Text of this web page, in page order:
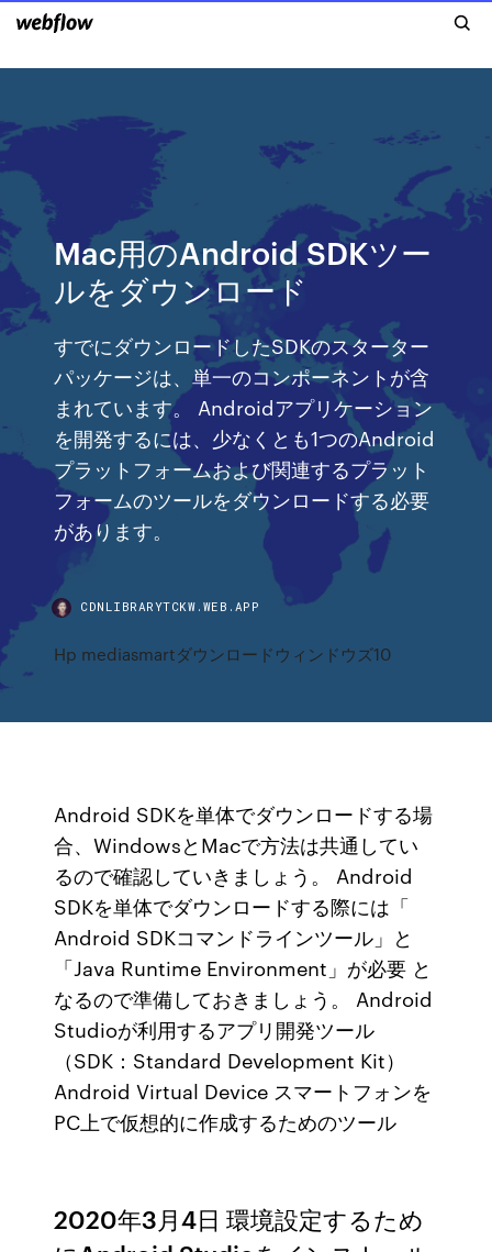
Mac用のAndroid SDKツー
ルをダウンロード
すでにダウンロードしたSDKのスターター
パッケージは、単一のコンポーネントが含
まれています。 Androidアプリケーション
を開発するには、少なくとも1つのAndroid
プラットフォームおよび関連するプラット
フォームのツールをダウンロードする必要
があります。
CDNLIBRARYTCKW.WEB.APP
Hp mediasmartダウンロードウィンドウズ10
Android SDKを単体でダウンロードする場
合、WindowsとMacで方法は共通してい
るので確認していきましょう。 Android
SDKを単体でダウンロードする際には「
Android SDKコマンドラインツール」と
「Java Runtime Environment」が必要 と
なるので準備しておきましょう。 Android
Studioが利用するアプリ開発ツール
（SDK：Standard Development Kit）
Android Virtual Device スマートフォンを
PC上で仮想的に作成するためのツール
2020年3月4日 環境設定するため